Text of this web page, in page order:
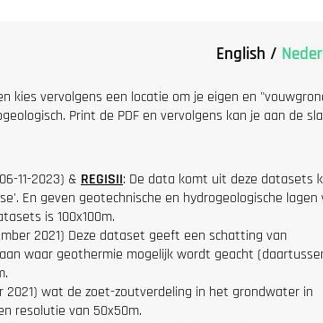
English /
kies vervolgens een locatie om je eigen en
Print de PDF en vervolgens kan je aan de
11-2023) & REGISII: De data komt uit deze datasets
En geven geotechnische en hydrogeologische lagen
is 100x100m.
2021) Deze dataset geeft een schatting van
waar geothermie mogelijk wordt geacht
2021) wat de zoet-zoutverdeling in het grondwater in
resolutie van 50x50m.